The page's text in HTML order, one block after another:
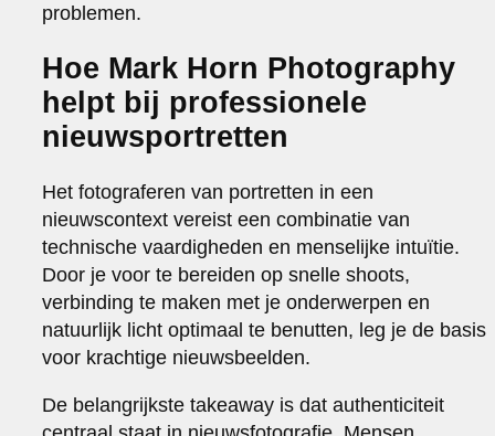
problemen.
Hoe Mark Horn Photography
helpt bij professionele
nieuwsportretten
Het fotograferen van portretten in een
nieuwscontext vereist een combinatie van
technische vaardigheden en menselijke intuïtie.
Door je voor te bereiden op snelle shoots,
verbinding te maken met je onderwerpen en
natuurlijk licht optimaal te benutten, leg je de basis
voor krachtige nieuwsbeelden.
De belangrijkste takeaway is dat authenticiteit